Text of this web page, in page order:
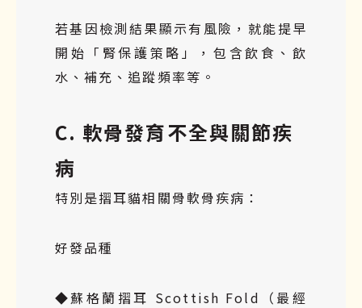
若基因檢測結果顯示有風險，就能提早
開始「腎保護策略」，包含飲食、飲
水、補充、追蹤頻率等。
C. 軟骨發育不全與關節疾
病
特別是摺耳貓相關骨軟骨疾病：
好發品種
◆蘇格蘭摺耳 Scottish Fold（最經